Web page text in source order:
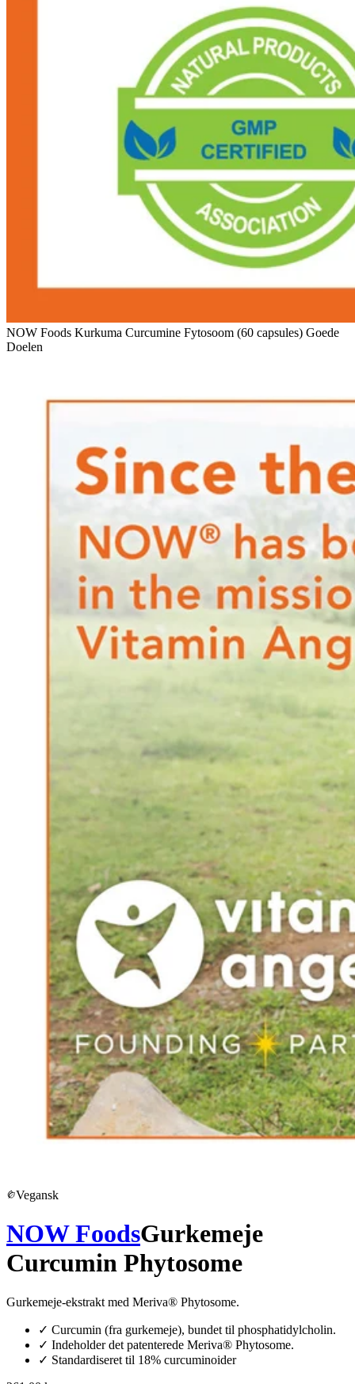
NOW Foods Kurkuma Curcumine Fytosoom (60 capsules) Goede
Doelen
Vegansk
NOW FoodsGurkemeje
Curcumin Phytosome
Gurkemeje-ekstrakt med Meriva® Phytosome.
✓ Curcumin (fra gurkemeje), bundet til phosphatidylcholin.
✓ Indeholder det patenterede Meriva® Phytosome.
✓ Standardiseret til 18% curcuminoider